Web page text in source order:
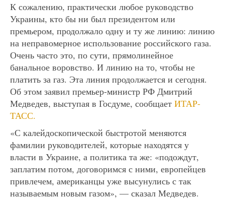
К сожалению, практически любое руководство
Украины, кто бы ни был президентом или
премьером, продолжало одну и ту же линию: линию
на неправомерное использование российского газа.
Очень часто это, по сути, прямолинейное
банальное воровство. И линию на то, чтобы не
платить за газ. Эта линия продолжается и сегодня.
Об этом заявил премьер-министр РФ Дмитрий
Медведев, выступая в Госдуме, сообщает ИТАР-
ТАСС.
«С калейдоскопической быстротой меняются
фамилии руководителей, которые находятся у
власти в Украине, а политика та же: «подождут,
заплатим потом, договоримся с ними, европейцев
привлечем, американцы уже высунулись с так
называемым новым газом», — сказал Медведев.